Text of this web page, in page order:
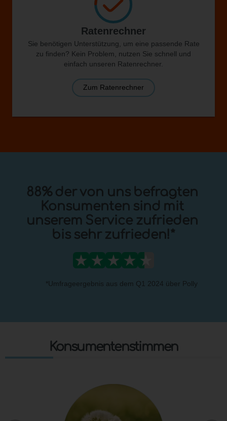
Ratenrechner
Sie benötigen Unterstützung, um eine passende Rate
zu finden? Kein Problem, nutzen Sie schnell und
einfach unseren Ratenrechner.
Zum Ratenrechner
88% der von uns befragten
Konsumenten sind mit
unserem Service zufrieden
bis sehr zufrieden!*
*Umfrageergebnis aus dem Q1 2024 über Polly
Konsumentenstimmen